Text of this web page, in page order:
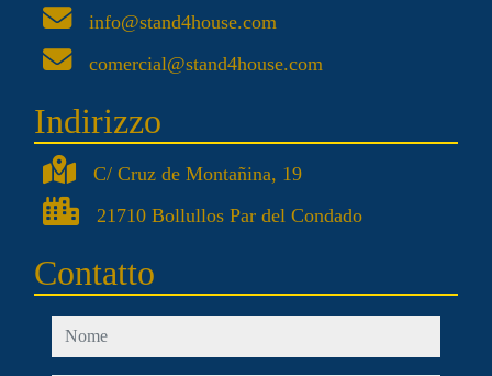
info@stand4house.com
comercial@stand4house.com
Indirizzo
C/ Cruz de Montañina, 19
21710 Bollullos Par del Condado
Contatto
nome